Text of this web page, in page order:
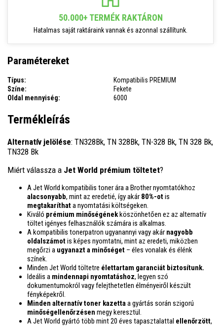
50.000+ TERMÉK RAKTÁRON
Hatalmas saját raktáraink vannak és azonnal szállítunk.
Paramétereket
Típus:
Kompatibilis PREMIUM
Színe:
Fekete
Oldal mennyiség:
6000
Termékleírás
Alternatív jelölése: TN328Bk, TN 328Bk, TN-328 Bk, TN 328 Bk,
TN328 Bk
Miért válassza a Jet World prémium töltetet?
A Jet World kompatibilis toner ára a Brother nyomtatókhoz
alacsonyabb, mint az eredetié, így akár 80%-otis
megtakaríthata nyomtatási költségeken.
Kiváló prémium minőségénekköszönhetően ez az alternatív
töltet igényes felhasználók számára is alkalmas.
A kompatibilis tonerpatron ugyanannyi vagy akár nagyobb
oldalszámotis képes nyomtatni, mint az eredeti, miközben
megőrzi a ugyanazt a minőséget – éles vonalak és élénk
színek.
Minden Jet World töltetre élettartam garanciát biztosítunk.
Ideális a mindennapi nyomtatáshoz, legyen szó
dokumentumokról vagy felejthetetlen élményeiről készült
fényképekről.
Minden alternatív toner kazettaa gyártás során szigorú
minőségellenőrzésen megy keresztül.
A Jet World gyártó több mint 20 éves tapasztalattal ellenőrzött,